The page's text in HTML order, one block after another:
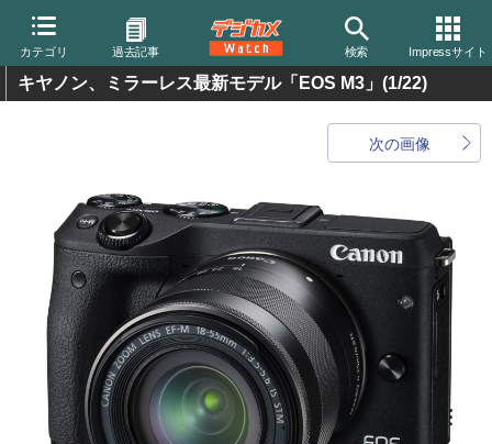
カテゴリ 過去記事 検索 Impressサイト
キヤノン、ミラーレス最新モデル「EOS M3」 (1/22)
次の画像